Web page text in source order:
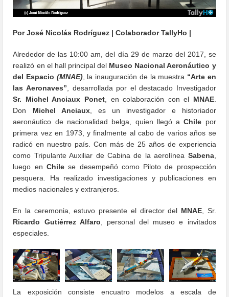
Por José Nicolás Rodríguez | Colaborador TallyHo |
Alrededor de las 10:00 am, del día 29 de marzo del 2017, se
realizó en el hall principal del Museo Nacional Aeronáutico y
del Espacio (MNAE), la inauguración de la muestra “Arte en
las Aeronaves” , desarrollada por el destacado Investigador
Sr. Michel Anciaux Ponet , en colaboración con el MNAE.
Don Michel Anciaux, es un investigador e historiador
aeronáutico de nacionalidad belga, quien llegó aChile por
primera vez en 1973, y finalmente al cabo de varios años se
radicó en nuestro país. Con más de 25 años de experiencia
como Tripulante Auxiliar de Cabina de la aerolínea Sabena,
luego en Chile se desempeñó como Piloto de prospección
pesquera. Ha realizado investigaciones y publicaciones en
medios nacionales y extranjeros.
En la ceremonia, estuvo presente el director del MNAE, Sr.
Ricardo Gutiérrez Alfaro , personal del museo e invitados
especiales.
La exposición consiste encuatro modelos a escala de